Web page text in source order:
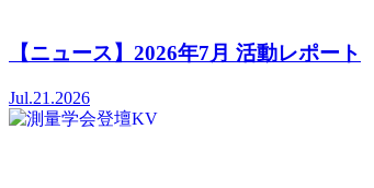
【ニュース】2026年7月 活動レポート
Jul.21.2026